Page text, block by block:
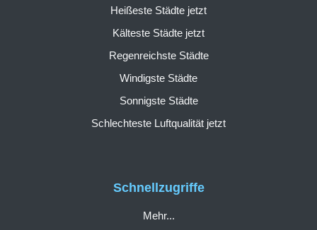
Schnellzugriffe
Mehr...
Heißeste Städte jetzt
Kälteste Städte jetzt
Regenreichste Städte
Windigste Städte
Sonnigste Städte
Schlechteste Luftqualität jetzt